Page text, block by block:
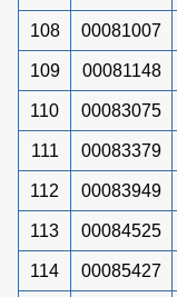
108 00081007
109 00081148
110 00083075
111 00083379
112 00083949
113 00084525
114 00085427